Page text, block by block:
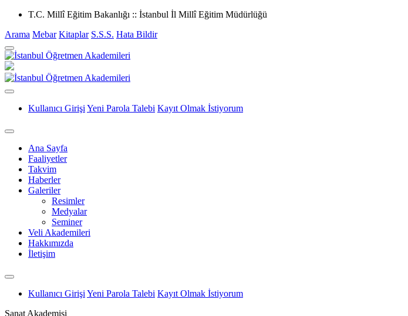
T.C. Millî Eğitim Bakanlığı :: İstanbul İl Millî Eğitim Müdürlüğü
Arama Mebar Kitaplar S.S.S. Hata Bildir
Kullanıcı Girişi Yeni Parola Talebi Kayıt Olmak İstiyorum
Ana Sayfa
Faaliyetler
Takvim
Haberler
Galeriler
Resimler
Medyalar
Seminer
Veli Akademileri
Hakkımızda
İletişim
Kullanıcı Girişi Yeni Parola Talebi Kayıt Olmak İstiyorum
Sanat Akademisi